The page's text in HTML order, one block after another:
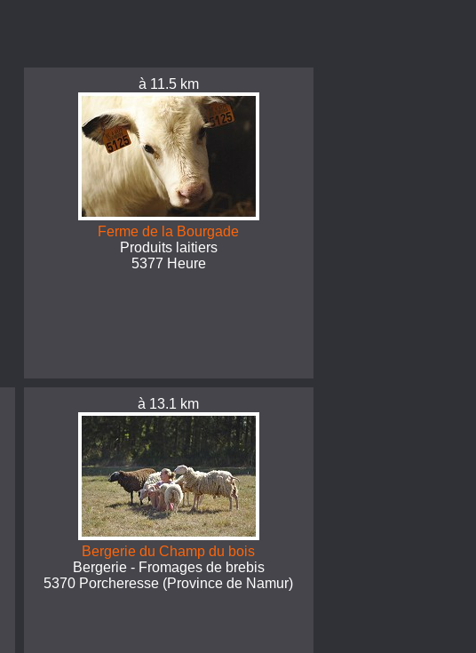
à 11.5 km
Ferme de la Bourgade
Produits laitiers
5377 Heure
à 13.1 km
Bergerie du Champ du bois
Bergerie - Fromages de brebis
5370 Porcheresse (Province de Namur)